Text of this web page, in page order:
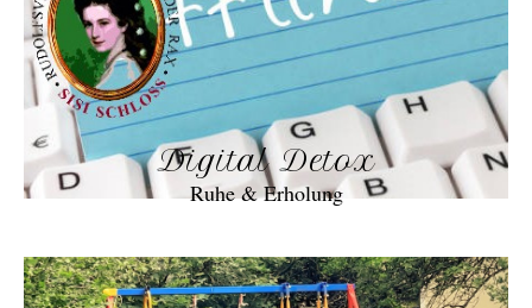
Digital Detox
Ruhe & Erholung